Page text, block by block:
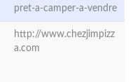
pret-a-camper-a-vendre
http://www.chezjimpizz
a.com